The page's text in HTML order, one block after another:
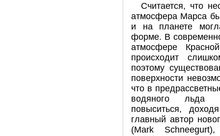
Считается, что
атмосфера Марса
и на планете
форме. В
атмосфере
происходит
поэтому
поверхности
что в
водяного льда
повыситься,
главный автор
(Mark